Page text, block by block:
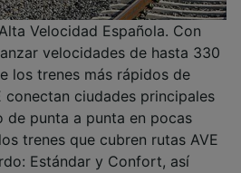
Velocidad Española. Con
velocidades de hasta 330
los trenes más rápidos de
conectan ciudades principales
de punta a punta en pocas
trenes que cubren rutas AVE
Estándar y Confort, así